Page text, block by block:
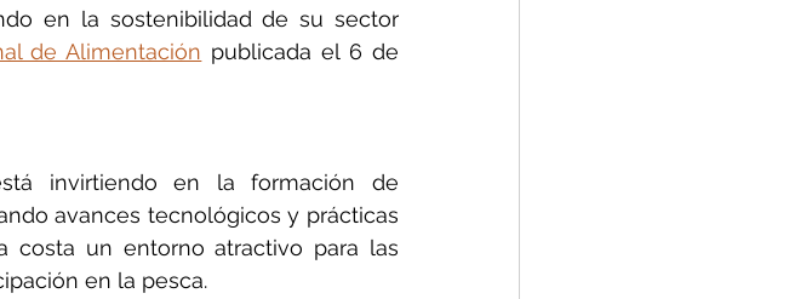
en la sostenibilidad de su sector
de Alimentación publicada el 6 de
invirtiendo en la formación de
avances tecnológicos y prácticas
costa un entorno atractivo para las
en la pesca.